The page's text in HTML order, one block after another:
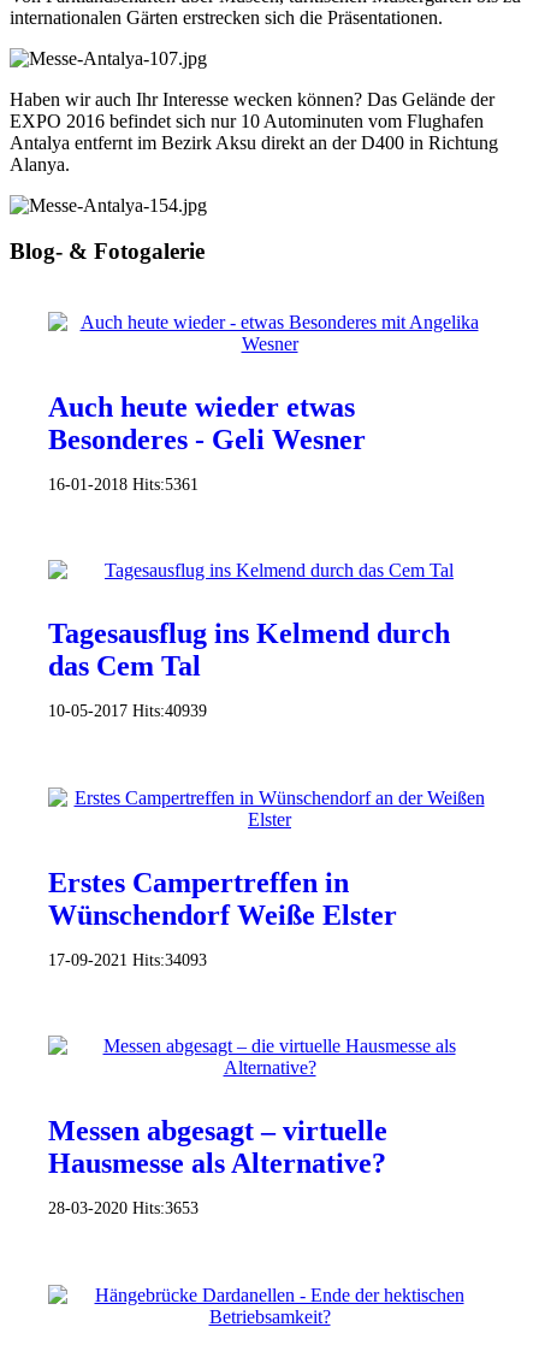
internationalen Gärten erstrecken sich die Präsentationen.
Haben wir auch Ihr Interesse wecken können? Das Gelände der
EXPO 2016 befindet sich nur 10 Autominuten vom Flughafen
Antalya entfernt im Bezirk Aksu direkt an der D400 in Richtung
Alanya.
Blog- & Fotogalerie
Auch heute wieder etwas
Besonderes - Geli Wesner
16-01-2018 Hits:5361
Tagesausflug ins Kelmend durch
das Cem Tal
10-05-2017 Hits:40939
Erstes Campertreffen in
Wünschendorf Weiße Elster
17-09-2021 Hits:34093
Messen abgesagt – virtuelle
Hausmesse als Alternative?
28-03-2020 Hits:3653